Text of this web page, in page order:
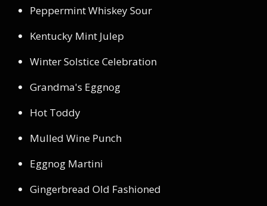
Peppermint Whiskey Sour
Kentucky Mint Julep
Winter Solstice Celebration
Grandma's Eggnog
Hot Toddy
Mulled Wine Punch
Eggnog Martini
Gingerbread Old Fashioned